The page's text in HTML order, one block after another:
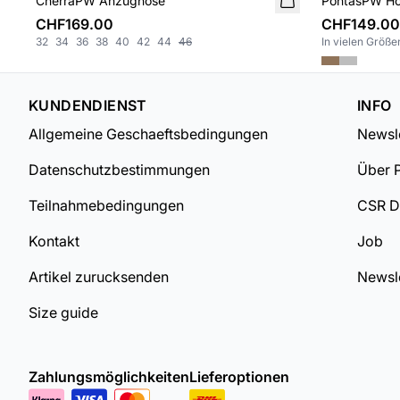
CHF169.00
32 34 36 38 40 42 44 46
CHF149.00
In vielen
KUNDENDIENST
Allgemeine Geschaeftsbedingungen
Datenschutzbestimmungen
Teilnahmebedingungen
Kontakt
Artikel zurucksenden
Size guide
INFO
Über
CSR
Job
ZahlungsmöglichkeitenLieferoptionen